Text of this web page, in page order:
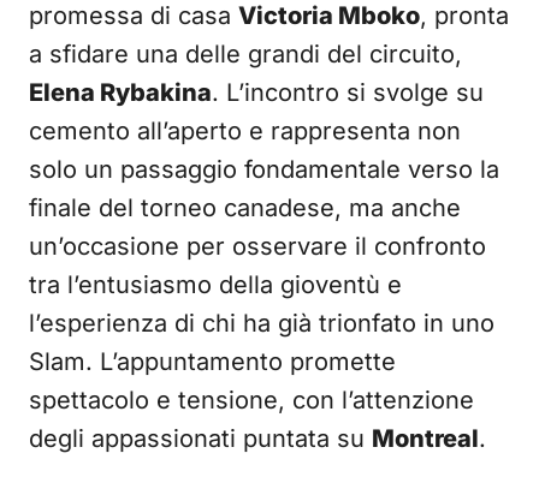
promessa di casa Victoria Mboko, pronta
a sfidare una delle grandi del circuito,
Elena Rybakina. L’incontro si svolge su
cemento all’aperto e rappresenta non
solo un passaggio fondamentale verso la
finale del torneo canadese, ma anche
un’occasione per osservare il confronto
tra l’entusiasmo della gioventù e
l’esperienza di chi ha già trionfato in uno
Slam. L’appuntamento promette
spettacolo e tensione, con l’attenzione
degli appassionati puntata su Montreal.